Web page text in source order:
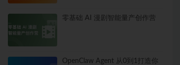
零基础 AI 漫剧智能量产创作营
OpenClaw Agent 从0到1打造你